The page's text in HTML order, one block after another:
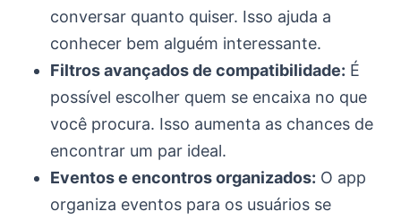
conversar quanto quiser. Isso ajuda a
conhecer bem alguém interessante.
Filtros avançados de compatibilidade: É
possível escolher quem se encaixa no que
você procura. Isso aumenta as chances de
encontrar um par ideal.
Eventos e encontros organizados: O app
organiza eventos para os usuários se